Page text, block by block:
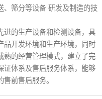
、筛分等设备 研发及制造的技
进的生产设备和检测设备，具
品开发环境和生产环境，同时
熟的经营管理模式，建立了完
证体系及售后服务体系，能够
售前售后服务。